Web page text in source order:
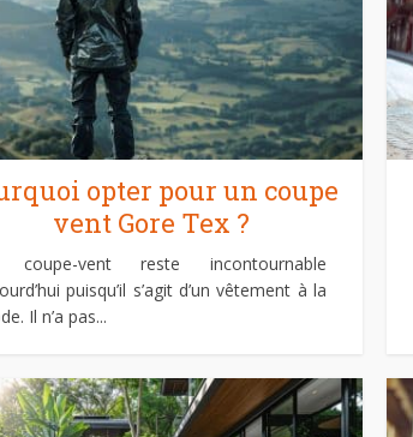
opter pour un coupe
vent Gore Tex ?
coupe-vent reste incontournable
puisqu’il s’agit d’un vêtement à la
Il n’a pas...